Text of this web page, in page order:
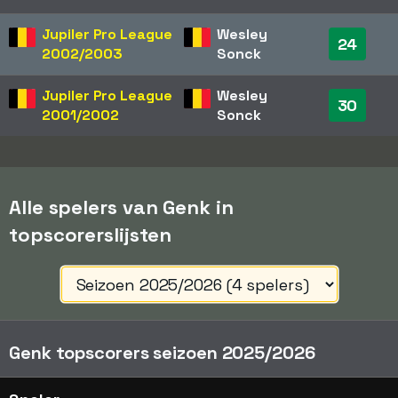
Jupiler Pro League
2002/2003
Wesley
Sonck
24
Jupiler Pro League
2001/2002
Wesley
Sonck
30
Alle spelers van Genk in
topscorerslijsten
Genk topscorers seizoen 2025/2026